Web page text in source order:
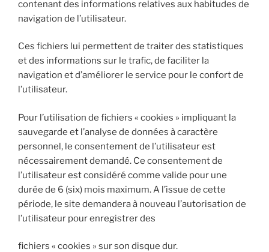
contenant des informations relatives aux habitudes de
navigation de l’utilisateur.
Ces fichiers lui permettent de traiter des statistiques
et des informations sur le trafic, de faciliter la
navigation et d’améliorer le service pour le confort de
l’utilisateur.
Pour l’utilisation de fichiers « cookies » impliquant la
sauvegarde et l’analyse de données à caractère
personnel, le consentement de l’utilisateur est
nécessairement demandé. Ce consentement de
l’utilisateur est considéré comme valide pour une
durée de 6 (six) mois maximum. A l’issue de cette
période, le site demandera à nouveau l’autorisation de
l’utilisateur pour enregistrer des
fichiers « cookies » sur son disque dur.